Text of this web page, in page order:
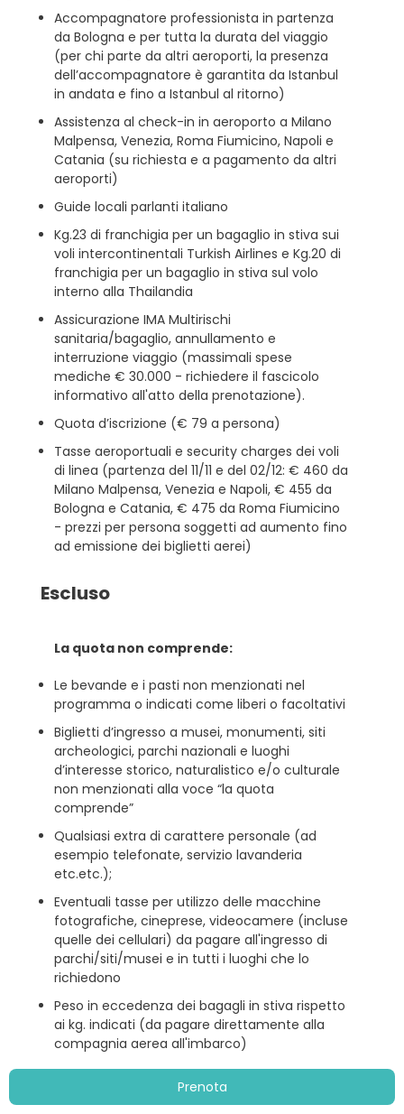
Prenota
Accompagnatore professionista in partenza
da Bologna e per tutta la durata del viaggio
(per chi parte da altri aeroporti, la presenza
dell’accompagnatore è garantita da Istanbul
in andata e fino a Istanbul al ritorno)
Assistenza al check-in in aeroporto a Milano
Malpensa, Venezia, Roma Fiumicino, Napoli e
Catania (su richiesta e a pagamento da altri
aeroporti)
Guide locali parlanti italiano
Kg.23 di franchigia per un bagaglio in stiva sui
voli intercontinentali Turkish Airlines e Kg.20 di
franchigia per un bagaglio in stiva sul volo
interno alla Thailandia
Assicurazione IMA Multirischi
sanitaria/bagaglio, annullamento e
interruzione viaggio (massimali spese
mediche € 30.000 - richiedere il fascicolo
informativo all'atto della prenotazione).
Quota d’iscrizione (€ 79 a persona)
Tasse aeroportuali e security charges dei voli
di linea (partenza del 11/11 e del 02/12: € 460 da
Milano Malpensa, Venezia e Napoli, € 455 da
Bologna e Catania, € 475 da Roma Fiumicino
- prezzi per persona soggetti ad aumento fino
ad emissione dei biglietti aerei)
Escluso
La quota non comprende:
Le bevande e i pasti non menzionati nel
programma o indicati come liberi o facoltativi
Biglietti d’ingresso a musei, monumenti, siti
archeologici, parchi nazionali e luoghi
d’interesse storico, naturalistico e/o culturale
non menzionati alla voce “la quota
comprende”
Qualsiasi extra di carattere personale (ad
esempio telefonate, servizio lavanderia
etc.etc.);
Eventuali tasse per utilizzo delle macchine
fotografiche, cineprese, videocamere (incluse
quelle dei cellulari) da pagare all'ingresso di
parchi/siti/musei e in tutti i luoghi che lo
richiedono
Peso in eccedenza dei bagagli in stiva rispetto
ai kg. indicati (da pagare direttamente alla
compagnia aerea all'imbarco)
Le mance (al personale alberghiero, agli
autisti, alle guide etc.)